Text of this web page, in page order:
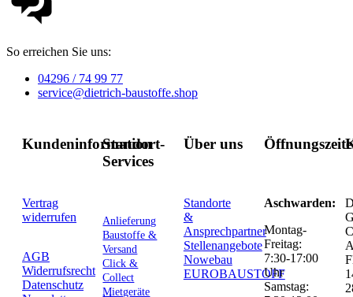
So erreichen Sie uns:
04296 / 74 99 77
service@dietrich-baustoffe.shop
Kundeninformation
Vertrag
widerrufen
AGB
Widerrufsrecht
Datenschutz
Standort-
Services
Anlieferung
Baustoffe &
Versand
Click &
Collect
Mietgeräte
Über uns
Standorte
&
Ansprechpartner
Stellenangebote
Nowebau
EUROBAUSTOFF
Aschwarden:
Montag-
Freitag:
7:30-17:00
Uhr
Samstag: